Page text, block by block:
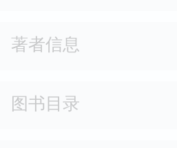
著者信息
图书目录